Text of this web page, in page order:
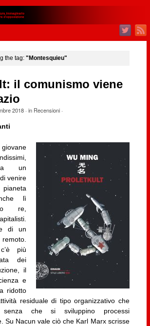
the tag: "Montesquieu"
il comunismo viene
2018· in Recensioni·
un
venire
lì
re,
di un
più
dei
il
e
ridotto
residuale di tipo organizzativo che
che si sviluppino processi
Su Nacun vale ciò che Karl Marx scrisse